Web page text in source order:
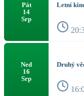
Pát
14
Srp
Letní
Ned
16
Srp
Druhý